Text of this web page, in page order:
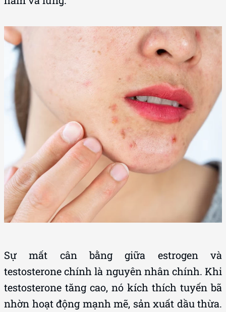
Sự mất cân bằng giữa estrogen và
testosterone chính là nguyên nhân chính. Khi
testosterone tăng cao, nó kích thích tuyến bã
nhờn hoạt động mạnh mẽ, sản xuất dầu thừa.